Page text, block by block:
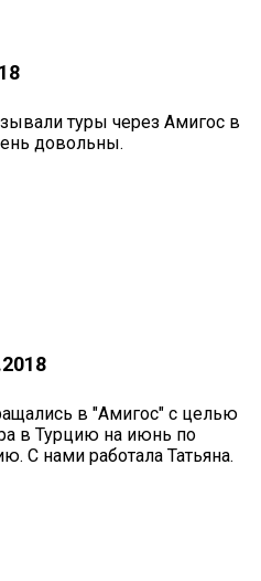
туры через Амигос в
довольны.
в "Амигос" с целью
в Турцию на июнь по
С нами работала Татьяна.